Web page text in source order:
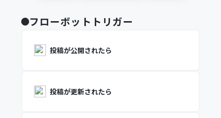
フローボットトリガー
投稿が公開されたら
投稿が更新されたら